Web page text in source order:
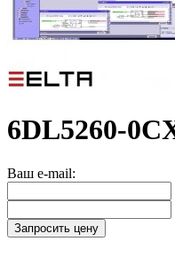
6DL5260-
Ваш e-mail:
Запросить цену